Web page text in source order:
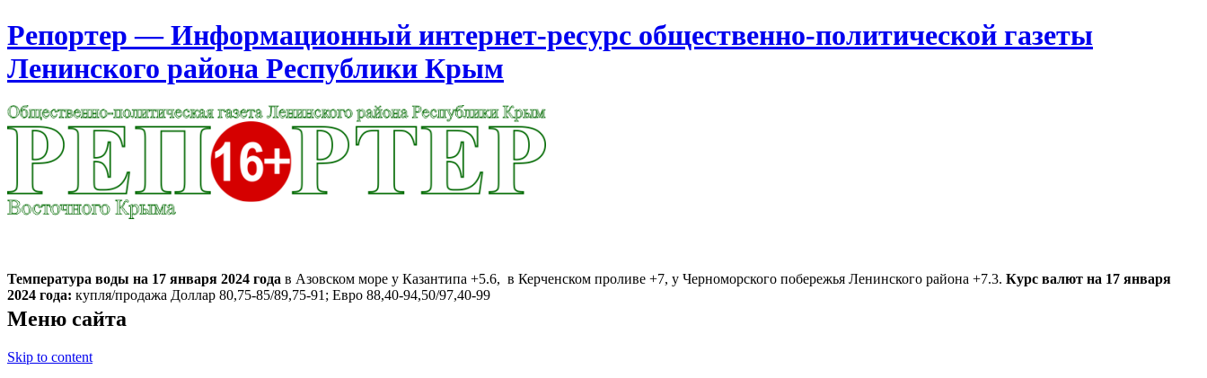
Репортер — Информационный интернет-ресурс общественно-политической газеты
Ленинского района Республики Крым
Температура воды на 17 января 2024 года в Азовском море у Казантипа +5.6, в Керченском проливе +7, у Черноморского побережья Ленинского района +7.3. Курс валют на 17 января
2024 года: купля/продажа Доллар 80,75-85/89,75-91; Евро 88,40-94,50/97,40-99
Меню сайта
Skip to content